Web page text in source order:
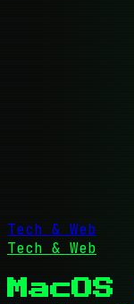
Tech & Web
Tech & Web